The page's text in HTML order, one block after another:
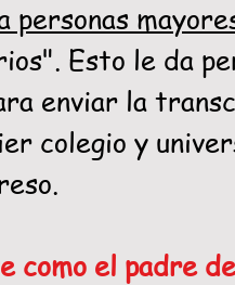
personas
Esto le da
enviar la
colegio y
como el padre